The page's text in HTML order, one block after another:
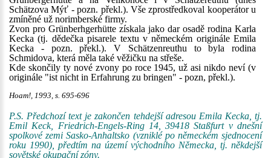
Schätzova Mýť - pozn. překl.). Vše zprostředkoval kooperátor u
zmíněné už norimberské firmy.
Zvon pro Grünberhgerhütte získala jako dar osadě rodina Karla
Kecka (tj. dědečka pisarele textu v německém originále Emila
Kecka - pozn. překl.). V Schätzenreuthu to byla rodina
Schmidova, která měla také věžičku na střeše.
Kde skončily ty nové zvony po roce 1945, už asi nikdo neví (v
originále "ist nicht in Erfahrung zu bringen" - pozn, překl.).
Hoam!, 1993, s. 695-696
P.S. Předchozí text je zakončen tehdejší adresou Emila Kecka, tj.
Emil Keck, Friedrich-Engels-Ring 14, 39418 Staßfurt v dnešní
spolkové zemi Sasko-Anhaltsko (vzniklé po německém sjednocení
roku 1990), předtím na území východního Německa, tj. někdejší
sovětské okupační zóny.